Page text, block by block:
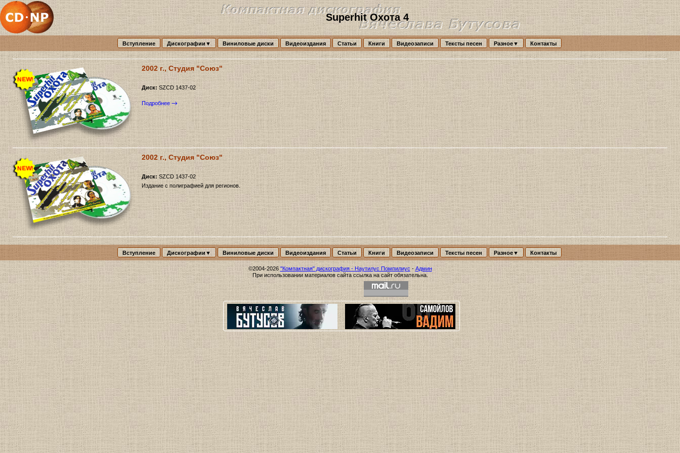
Superhit Охота 4
Вступление Дискографии▼ Виниловые диски Видеоиздания Статьи Книги Видеозаписи Тексты песен Разное▼ Контакты
2002 г., Студия "Союз"
Диск:SZCD 1437-02
Подробнее
2002 г., Студия "Союз"
Диск: SZCD 1437-02
Издание с полиграфией для регионов.
Вступление Дискографии▼ Виниловые диски Видеоиздания Статьи Книги Видеозаписи Тексты песен Разное▼ Контакты
©2004-2026 "Компактная" дискография - Наутилус Помпилиус -Админ
При использовании материалов сайта ссылка на сайт обязательна.